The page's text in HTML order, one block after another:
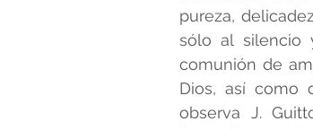
pureza,
sólo al silencio
comunión de
Dios, así como
observa J.